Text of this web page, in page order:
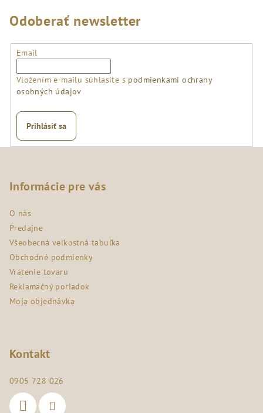
z
5
Odoberať newsletter
Email
Vložením e-mailu súhlasíte s podmienkami ochrany
osobných údajov
Prihlásiť sa
Informácie pre vás
O nás
Predajne
Všeobecná veľkostná tabuľka
Obchodné podmienky
Vrátenie tovaru
Reklamačný poriadok
Moja objednávka
Kontakt
0905 728 026